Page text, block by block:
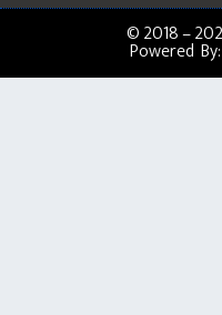
© 2018 –
Powered By: